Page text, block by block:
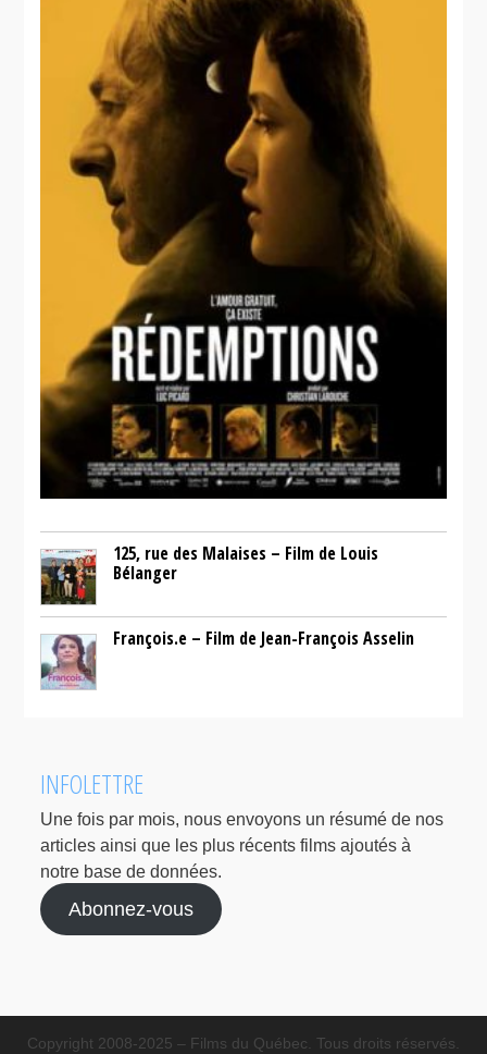
125, rue des Malaises – Film de Louis
Bélanger
François.e – Film de Jean-François Asselin
INFOLETTRE
Une fois par mois, nous envoyons un résumé de nos
articles ainsi que les plus récents films ajoutés à
notre base de données.
Abonnez-vous
Copyright 2008-2025 – Films du Québec. Tous droits réservés.